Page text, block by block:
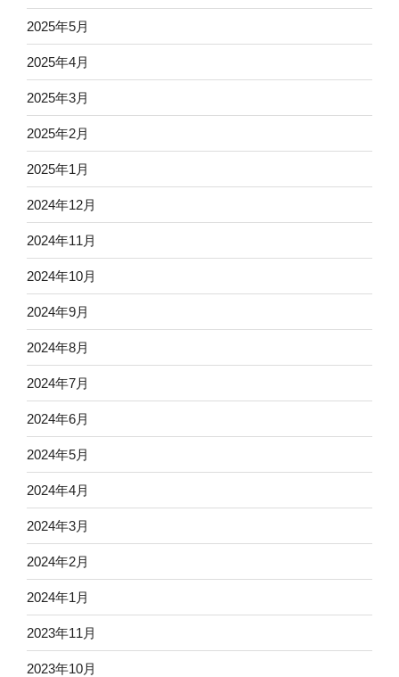
2025年5月
2025年4月
2025年3月
2025年2月
2025年1月
2024年12月
2024年11月
2024年10月
2024年9月
2024年8月
2024年7月
2024年6月
2024年5月
2024年4月
2024年3月
2024年2月
2024年1月
2023年11月
2023年10月